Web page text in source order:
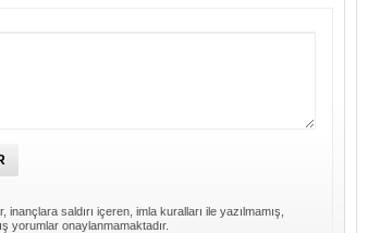
saldırı içeren, imla kuralları ile yazılmamış,
yorumlar onaylanmamaktadır.